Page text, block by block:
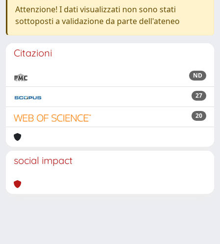
Attenzione! I dati visualizzati non sono stati
sottoposti a validazione da parte dell'ateneo
Citazioni
ND
27
20
social impact